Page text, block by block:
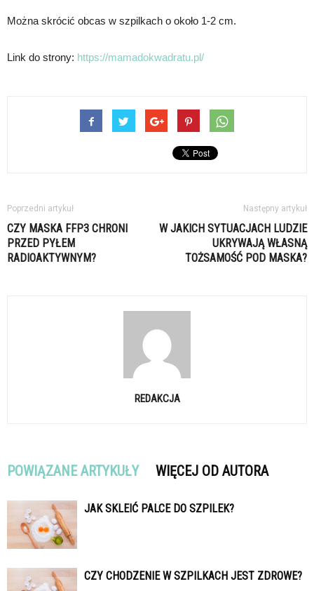
Można skrócić obcas w szpilkach o około 1-2 cm.
Link do strony: https://mamadokwadratu.pl/
Poprzedni artykuł
CZY MASKA FFP3 CHRONI
PRZED PYŁEM
RADIOAKTYWNYM?
Następny artykuł
W JAKICH SYTUACJACH LUDZIE
UKRYWAJĄ WŁASNĄ
TOŻSAMOŚĆ POD MASKA?
REDAKCJA
POWIĄZANE ARTYKUŁY WIĘCEJ OD AUTORA
JAK SKLEIĆ PALCE DO SZPILEK?
CZY CHODZENIE W SZPILKACH JEST ZDROWE?